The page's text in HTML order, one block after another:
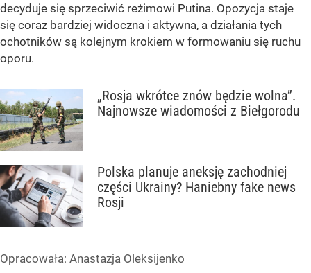
decyduje się sprzeciwić reżimowi Putina. Opozycja staje
się coraz bardziej widoczna i aktywna, a działania tych
ochotników są kolejnym krokiem w formowaniu się ruchu
oporu.
„Rosja wkrótce znów będzie wolna”.
Najnowsze wiadomości z Biełgorodu
Polska planuje aneksję zachodniej
części Ukrainy? Haniebny fake news
Rosji
Opracowała: Anastazja Oleksijenko